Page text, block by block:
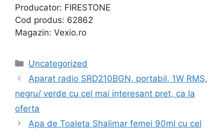
Producator: FIRESTONE
Cod produs: 62862
Magazin: Vexio.ro
Categories
Uncategorized
Aparat radio SRD210BGN, portabil, 1W RMS,
negru/ verde cu cel mai interesant pret, ca la
oferta
Apa de Toaleta Shalimar femei 90ml cu cel